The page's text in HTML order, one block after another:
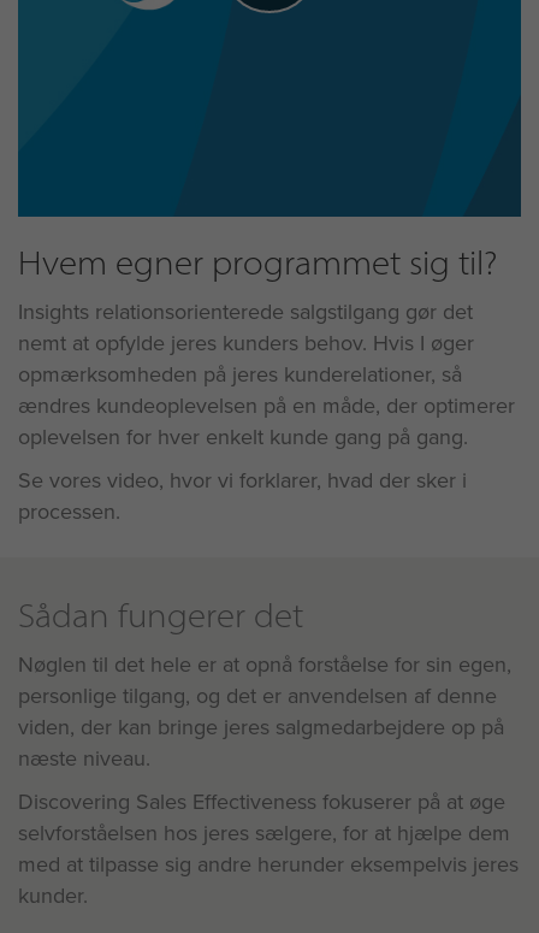
Hvem egner programmet sig til?
Insights relationsorienterede salgstilgang gør det
nemt at opfylde jeres kunders behov. Hvis I øger
opmærksomheden på jeres kunderelationer, så
ændres kundeoplevelsen på en måde, der optimerer
oplevelsen for hver enkelt kunde gang på gang.
Se vores video, hvor vi forklarer, hvad der sker i
processen.
Sådan fungerer det
Nøglen til det hele er at opnå forståelse for sin egen,
personlige tilgang, og det er anvendelsen af denne
viden, der kan bringe jeres salgmedarbejdere op på
næste niveau.
Discovering Sales Effectiveness fokuserer på at øge
selvforståelsen hos jeres sælgere, for at hjælpe dem
med at tilpasse sig andre herunder eksempelvis jeres
kunder.